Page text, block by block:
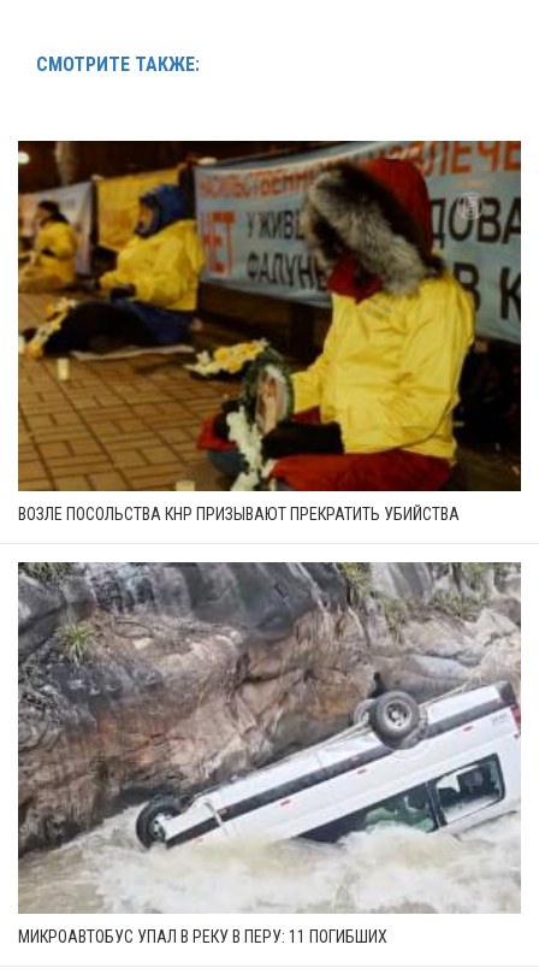
СМОТРИТЕ ТАКЖЕ:
ВОЗЛЕ ПОСОЛЬСТВА КНР ПРИЗЫВАЮТ ПРЕКРАТИТЬ УБИЙСТВА
МИКРОАВТОБУС УПАЛ В РЕКУ В ПЕРУ: 11 ПОГИБШИХ